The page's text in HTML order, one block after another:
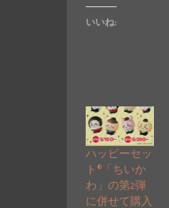
いいね:
ハッピーセッ
ト®「ちいか
わ」の第2弾
に併せて購入